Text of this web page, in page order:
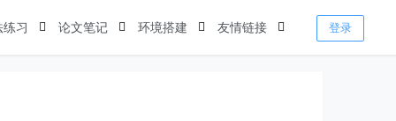
练习 论文笔记 环境搭建 友情链接 登录